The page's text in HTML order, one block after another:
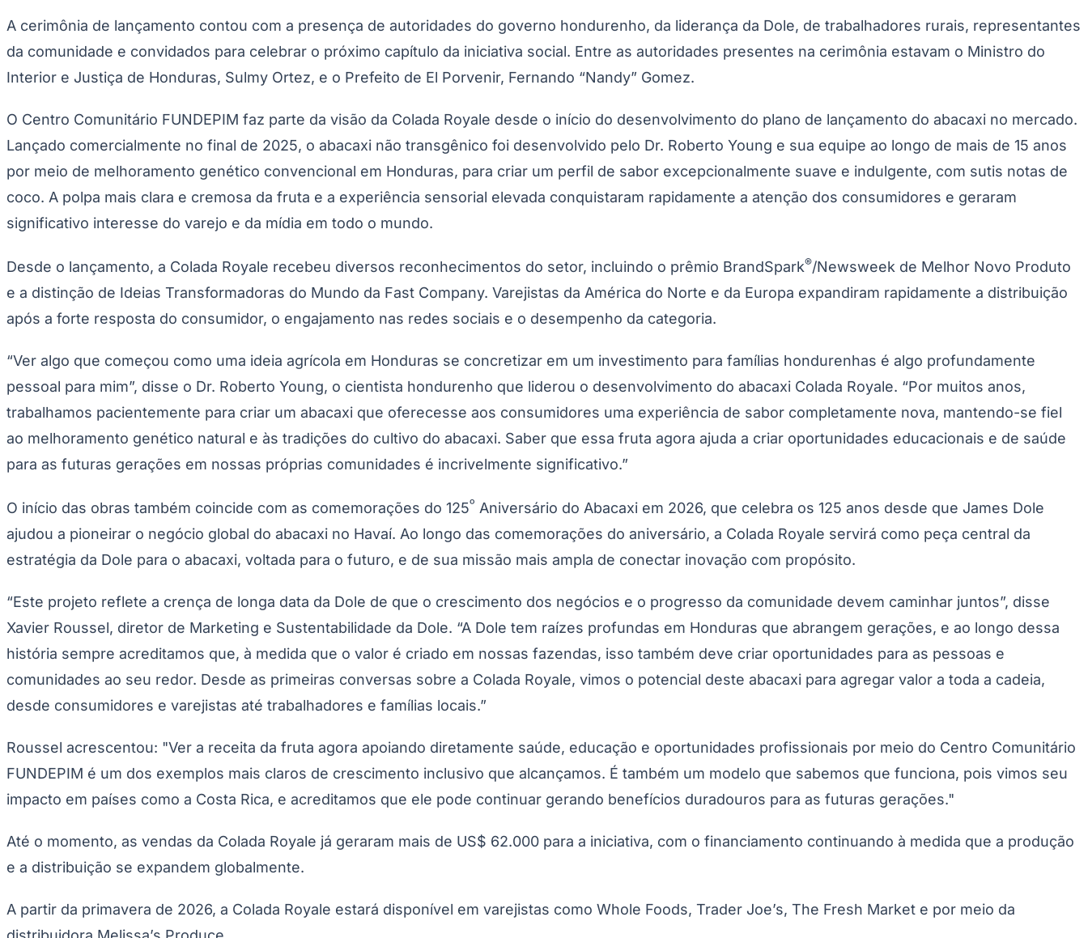
Corinthians
São Paulo Santos
A cerimônia de lançamento contou com a presença de autoridades do governo hondurenho, da liderança da Dole, de trabalhadores rurais, representantes
da comunidade e convidados para celebrar o próximo capítulo da iniciativa social. Entre as autoridades presentes na cerimônia estavam o Ministro do
Interior e Justiça de Honduras, Sulmy Ortez, e o Prefeito de El Porvenir, Fernando “Nandy” Gomez.
O Centro Comunitário FUNDEPIM faz parte da visão da Colada Royale desde o início do desenvolvimento do plano de lançamento do abacaxi no mercado.
Lançado comercialmente no final de 2025, o abacaxi não transgênico foi desenvolvido pelo Dr. Roberto Young e sua equipe ao longo de mais de 15 anos
por meio de melhoramento genético convencional em Honduras, para criar um perfil de sabor excepcionalmente suave e indulgente, com sutis notas de
coco. A polpa mais clara e cremosa da fruta e a experiência sensorial elevada conquistaram rapidamente a atenção dos consumidores e geraram
significativo interesse do varejo e da mídia em todo o mundo.
Desde o lançamento, a Colada Royale recebeu diversos reconhecimentos do setor, incluindo o prêmio BrandSpark®/Newsweek de Melhor Novo Produto
e a distinção de Ideias Transformadoras do Mundo da Fast Company. Varejistas da América do Norte e da Europa expandiram rapidamente a distribuição
após a forte resposta do consumidor, o engajamento nas redes sociais e o desempenho da categoria.
“Ver algo que começou como uma ideia agrícola em Honduras se concretizar em um investimento para famílias hondurenhas é algo profundamente
pessoal para mim”, disse o Dr. Roberto Young, o cientista hondurenho que liderou o desenvolvimento do abacaxi Colada Royale. “Por muitos anos,
trabalhamos pacientemente para criar um abacaxi que oferecesse aos consumidores uma experiência de sabor completamente nova, mantendo-se fiel
ao melhoramento genético natural e às tradições do cultivo do abacaxi. Saber que essa fruta agora ajuda a criar oportunidades educacionais e de saúde
para as futuras gerações em nossas próprias comunidades é incrivelmente significativo.”
O início das obras também coincide com as comemorações do 125º Aniversário do Abacaxi em 2026, que celebra os 125 anos desde que James Dole
ajudou a pioneirar o negócio global do abacaxi no Havaí. Ao longo das comemorações do aniversário, a Colada Royale servirá como peça central da
estratégia da Dole para o abacaxi, voltada para o futuro, e de sua missão mais ampla de conectar inovação com propósito.
“Este projeto reflete a crença de longa data da Dole de que o crescimento dos negócios e o progresso da comunidade devem caminhar juntos”, disse
Xavier Roussel, diretor de Marketing e Sustentabilidade da Dole. “A Dole tem raízes profundas em Honduras que abrangem gerações, e ao longo dessa
história sempre acreditamos que, à medida que o valor é criado em nossas fazendas, isso também deve criar oportunidades para as pessoas e
comunidades ao seu redor. Desde as primeiras conversas sobre a Colada Royale, vimos o potencial deste abacaxi para agregar valor a toda a cadeia,
desde consumidores e varejistas até trabalhadores e famílias locais.”
Roussel acrescentou: "Ver a receita da fruta agora apoiando diretamente saúde, educação e oportunidades profissionais por meio do Centro Comunitário
FUNDEPIM é um dos exemplos mais claros de crescimento inclusivo que alcançamos. É também um modelo que sabemos que funciona, pois vimos seu
impacto em países como a Costa Rica, e acreditamos que ele pode continuar gerando benefícios duradouros para as futuras gerações."
Até o momento, as vendas da Colada Royale já geraram mais de US$ 62.000 para a iniciativa, com o financiamento continuando à medida que a produção
e a distribuição se expandem globalmente.
A partir da primavera de 2026, a Colada Royale estará disponível em varejistas como Whole Foods, Trader Joe’s, The Fresh Market e por meio da